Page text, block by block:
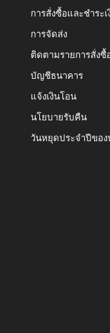
การสั่งซื้อและชำระเ
การจัดส่ง
ติดตามรายการสั่งซื้
บัญชีธนาคาร
แจ้งเงินโอน
นโยบายรับคืน
วันหยุดประจำปีขอ